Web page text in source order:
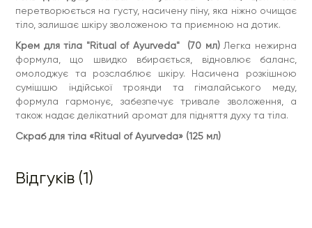
перетворюється на густу, насичену піну, яка ніжно очищає
тіло, залишає шкіру зволоженою та приємною на дотик.
Крем для тіла "Ritual of Ayurveda" (70 мл)Легка нежирна
формула, що швидко вбирається, відновлює баланс,
омолоджує та розслаблює шкіру. Насичена розкішною
сумішшю індійської троянди та гімалайського меду,
формула гармонує, забезпечує тривале зволоження, а
також надає делікатний аромат для підняття духу та тіла.
Скраб для тіла «Ritual of Ayurveda» (125 мл)
Відгуків (1)